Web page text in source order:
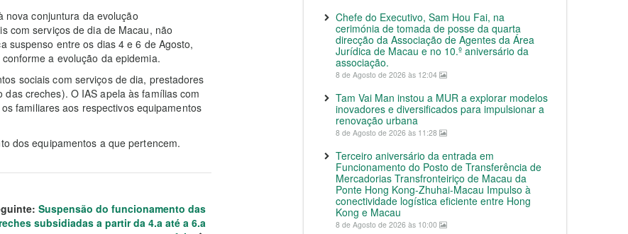
nova conjuntura da evolução
com serviços de dia de Macau, não
suspenso entre os dias 4 e 6 de Agosto,
a evolução da epidemia.
sociais com serviços de dia, prestadores
creches). O IAS apela às famílias com
familiares aos respectivos equipamentos
dos equipamentos a que pertencem.
Suspensão do funcionamento das
subsidiadas a partir da 4.a até a 6.a
Chefe do Executivo, Sam Hou Fai, na
cerimónia de tomada de posse da quarta
direcção da Associação de Agentes da Área
Jurídica de Macau e no 10.º aniversário da
associação.
8 de Agosto de 2026 às 12:04
Tam Vai Man instou a MUR a explorar modelos
inovadores e diversificados para impulsionar a
renovação urbana
8 de Agosto de 2026 às 11:28
Terceiro aniversário da entrada em
Funcionamento do Posto de Transferência de
Mercadorias Transfronteiriço de Macau da
Ponte Hong Kong-Zhuhai-Macau Impulso à
conectividade logística eficiente entre Hong
Kong e Macau
8 de Agosto de 2026 às 10:00